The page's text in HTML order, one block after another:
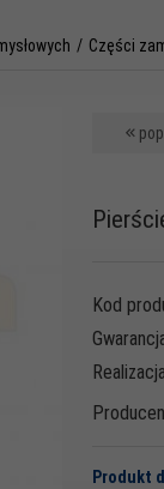
Części
Kod
Produkt